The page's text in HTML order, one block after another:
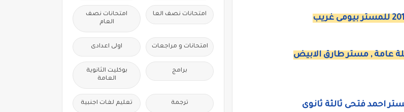
عامة , مستر طارق الابيض
احمد فتحى ثالثة ثانوى
امتحانات نصف العا
امتحانات نصف
العام
امتحانات و مراجعات اولى اعدادى
برامج
بوكليت الثانوية
العامة
ترجمة تعليم لغات اجنبية